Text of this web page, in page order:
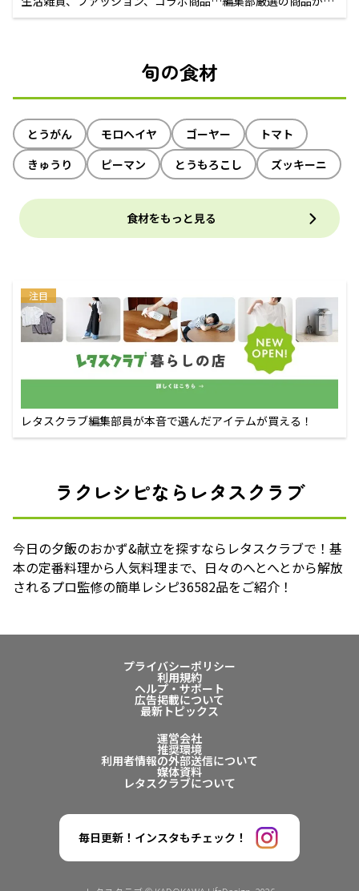
えるECサイト
旬の食材
とうがん モロヘイヤ ゴーヤー
トマト
きゅうり
ピーマン とうもろこし ズッキーニ
食材をもっと見る
注目
レタスクラブ編集部員が本音で選んだアイテムが買える！
ラクレシピならレタスクラブ
今日の夕飯のおかず&献立を探すならレタスクラブで！基
本の定番料理から人気料理まで、日々のへとへとから解放
されるプロ監修の簡単レシピ36582品をご紹介！
プライバシーポリシー
利用規約
ヘルプ・サポート
広告掲載について
最新トピックス
運営会社
推奨環境
利用者情報の外部送信について
媒体資料
レタスクラブについて
毎日更新！インスタもチェック！